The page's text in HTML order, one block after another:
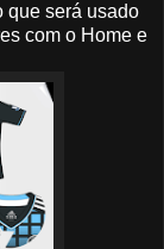
que será usado
com o Home e